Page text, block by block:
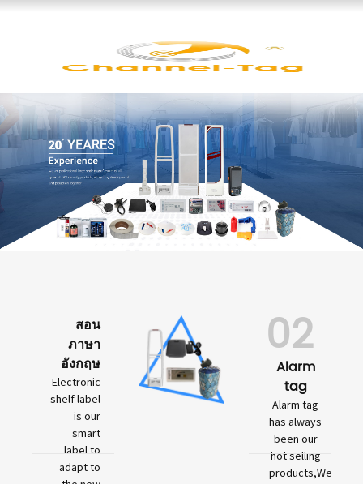
สอน
ภาษา
อังกฤษ
Electronic
shelf label
is our
smart
label to
adapt to
02
Alarm
tag
Alarm tag
has always
been our
hot selling
products,We